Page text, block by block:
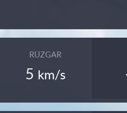
RÜZGAR
5 km/s